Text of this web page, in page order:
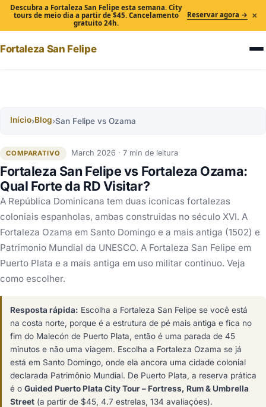
Descubra a Fortaleza San Felipe esta semana. City
tours de meio dia a partir de $45. Cancelamento
gratuito 24h.
Reservar agora → ×
Fortaleza San Felipe
Início›Blog›San Felipe vs Ozama
COMPARATIVO March 2026 · 7 min de leitura
Fortaleza San Felipe vs Fortaleza Ozama:
Qual Forte da RD Visitar?
A República Dominicana tem duas iconicas fortalezas
coloniais espanholas, ambas construidas no século XVI. A
Fortaleza Ozama em Santo Domingo e a mais antiga (1502) e
Patrimonio Mundial da UNESCO. A Fortaleza San Felipe em
Puerto Plata e a mais antiga em uso militar continuo. Veja
como escolher.
Resposta rápida: Escolha a Fortaleza San Felipe se você está
na costa norte, porque é a estrutura de pé mais antiga e fica no
fim do Malecón de Puerto Plata, então é uma parada de 45
minutos e não uma viagem. Escolha a Fortaleza Ozama se já
está em Santo Domingo, onde ela ancora uma cidade colonial
declarada Patrimônio Mundial. De Puerto Plata, a reserva prática
é o Guided Puerto Plata City Tour – Fortress, Rum & Umbrella
Street (a partir de $45, 4.7 estrelas, 134 avaliações).